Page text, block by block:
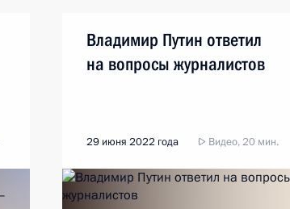
Владимир Путин ответил
на вопросы журналистов
29 июня 2022 года Видео, 20 мин.